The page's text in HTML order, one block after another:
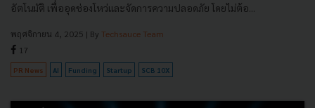
อัตโนมัติ เพื่ออุดช่องโหว่และจัดการความปลอดภัย โดยไม่ต้อ...
พฤศจิกายน 4, 2025 | By Techsauce Team
17
PR News AI Funding Startup SCB 10X